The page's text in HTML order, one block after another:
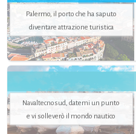
Palermo, il porto che ha saputo
diventare attrazione turistica
Navaltecnosud, datemi un punto
e vi solleverò il mondo nautico